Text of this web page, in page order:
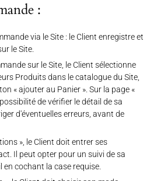
:
via le Site : le Client enregistre et
le Site.
sur le Site, le Client sélectionne
Produits dans le catalogue du Site,
« ajouter au Panier ». Sur la page «
de vérifier le détail de sa
d'éventuelles erreurs, avant de
», le Client doit entrer ses
Il peut opter pour un suivi de sa
en cochant la case requise.